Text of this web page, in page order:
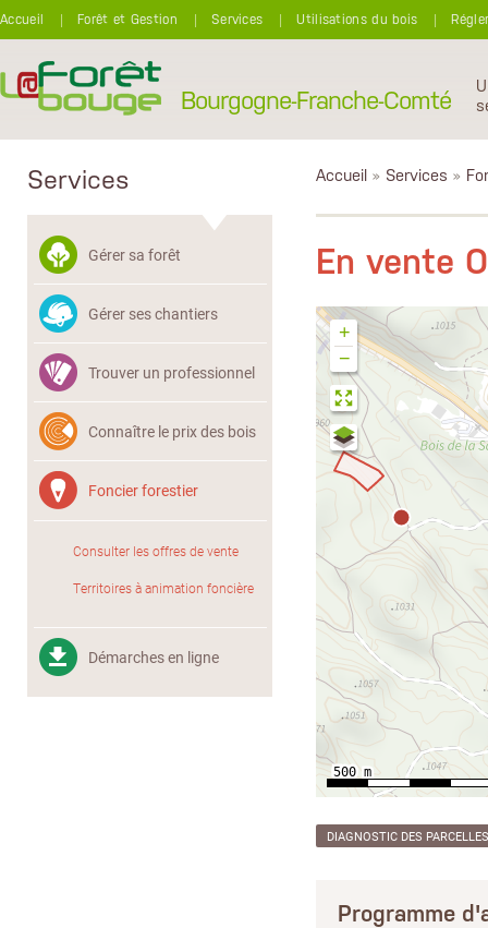
Accueil
Forêt et Gestion Services Utilisations du bois
Bourgogne-Franche-Comté
Services
Gérer sa forêt
Gérer ses chantiers
Trouver un professionnel
Connaître le prix des bois
Foncier forestier
Consulter les offres de vente
Territoires à animation foncière
Démarches en ligne
Accueil » Services »
En vente
+
−
DIAGNOSTIC DES PARCELLES
Programme